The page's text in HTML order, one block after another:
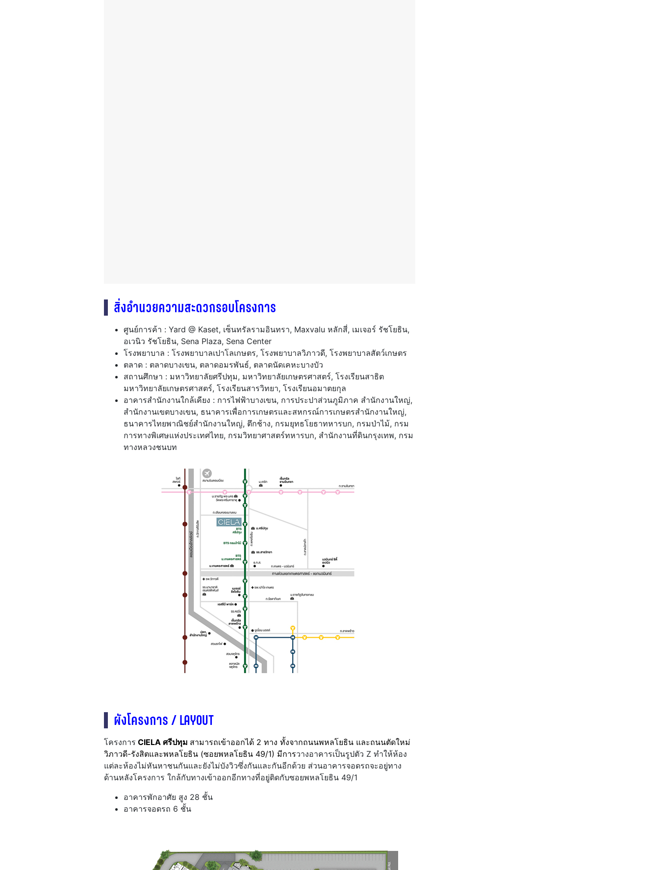
สิ่งอำนวยความสะดวกรอบโครงการ
ศูนย์การค้า : Yard @ Kaset, เซ็นทรัลรามอินทรา, Maxvalu หลักสี่, เมเจอร์ รัชโยธิน,
อเวนิว รัชโยธิน, Sena Plaza, Sena Center
โรงพยาบาล : โรงพยาบาลเปาโลเกษตร, โรงพยาบาลวิภาวดี, โรงพยาบาลสัตว์เกษตร
ตลาด : ตลาดบางเขน, ตลาดอมรพันธ์, ตลาดนัดเคหะบางบัว
สถานศึกษา : มหาวิทยาลัยศรีปทุม, มหาวิทยาลัยเกษตรศาสตร์, โรงเรียนสาธิต
มหาวิทยาลัยเกษตรศาสตร์, โรงเรียนสารวิทยา, โรงเรียนอมาตยกุล
อาคารสำนักงานใกล้เคียง : การไฟฟ้าบางเขน, การประปาส่วนภูมิภาค สำนักงานใหญ่,
สำนักงานเขตบางเขน, ธนาคารเพื่อการเกษตรและสหกรณ์การเกษตรสำนักงานใหญ่,
ธนาคารไทยพาณิชย์สำนักงานใหญ่, ตึกช้าง, กรมยุทธโยธาทหารบก, กรมป่าไม้, กรม
การทางพิเศษแห่งประเทศไทย, กรมวิทยาศาสตร์ทหารบก, สำนักงานที่ดินกรุงเทพ, กรม
ทางหลวงชนบท
ผังโครงการ / LAYOUT
โครงการ CIELA ศรีปทุม สามารถเข้าออกได้ 2 ทาง ทั้งจากถนนพหลโยธิน และถนนตัดใหม่
วิภาวดี-รังสิตและพหลโยธิน (ซอยพหลโยธิน 49/1) มีการวางอาคารเป็นรูปตัว Z ทำให้ห้อง
แต่ละห้องไม่หันหาชนกันและยังไม่บังวิวซึ่งกันและกันอีกด้วย ส่วนอาคารจอดรถจะอยู่ทาง
ด้านหลังโครงการ ใกล้กับทางเข้าออกอีกทางที่อยู่ติดกับซอยพหลโยธิน 49/1
อาคารพักอาศัย สูง 28 ชั้น
อาคารจอดรถ 6 ชั้น